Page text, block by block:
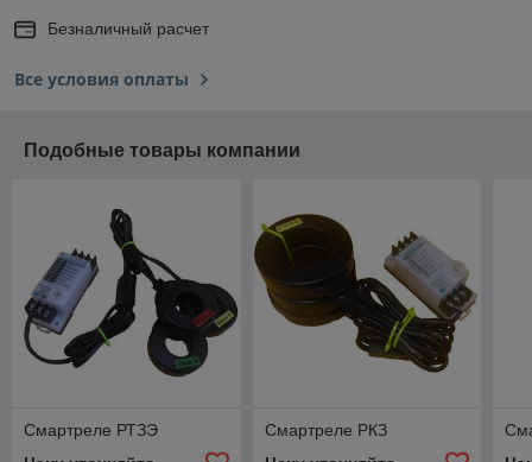
Безналичный расчет
Все условия оплаты
Подобные товары компании
Смартреле РТЗЭ
Смартреле РКЗ